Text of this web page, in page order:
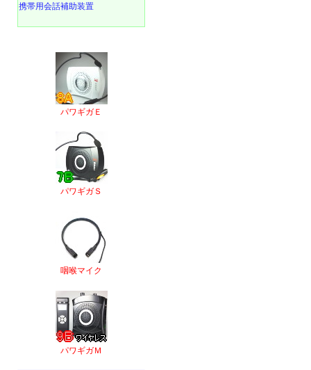
携帯用会話補助装置
パワギガＥ
パワギガＳ
咽喉マイク
パワギガＭ